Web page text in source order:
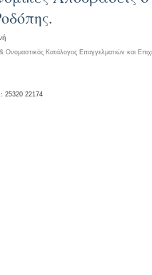
Κατάλογος Επαγγελματιών και
25320 22174